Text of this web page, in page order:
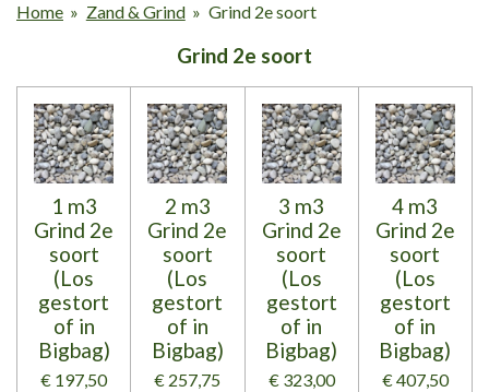
Home » Zand & Grind » Grind 2e soort
Grind 2e soort
1 m3
Grind 2e
soort
(Los
gestort
of in
Bigbag)
€ 197,50
2 m3
Grind 2e
soort
(Los
gestort
of in
Bigbag)
€ 257,75
3 m3
Grind 2e
soort
(Los
gestort
of in
Bigbag)
€ 323,00
4 m3
Grind 2e
soort
(Los
gestort
of in
Bigbag)
€ 407,50